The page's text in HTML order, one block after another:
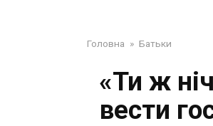
Головна » Батьки
«Ти ж
вести